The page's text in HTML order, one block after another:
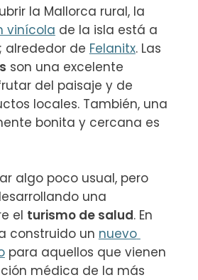
la Mallorca rural, la
vinícola de la isla está a
alrededor de Felanitx
son una excelente
del paisaje y de
locales. También, una
algo poco usual, pero
una
el turismo de salud. En
construido un nuevo
para aquellos que vienen
médica de la más